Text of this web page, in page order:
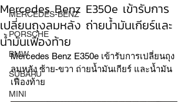
MERCEDES-BENZ
PORSCHE
BMW
SUBARU
MINI
Mercedes Benz E350e เข้ารับการ
เปลี่ยนถุงลมหลัง ถ่ายน้ำมันเกียร์และ
น้ำมันเฟืองท้าย
Mercedes Benz E350e เข้ารับการเปลี่ยนถุง
ลมหลัง ซ้าย-ขวา ถ่ายน้ำมันเกียร์ และน้ำมัน
เฟืองท้าย